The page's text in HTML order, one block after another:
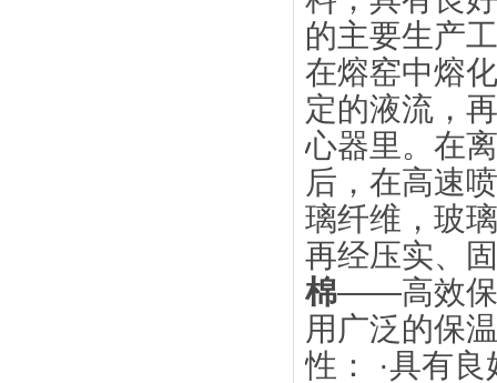
的主要生产
在熔窑中熔
定的液流，
心器里。在
后，在高速
璃纤维，玻
再经压实、
棉——高效保
用广泛的保
性： ·具有